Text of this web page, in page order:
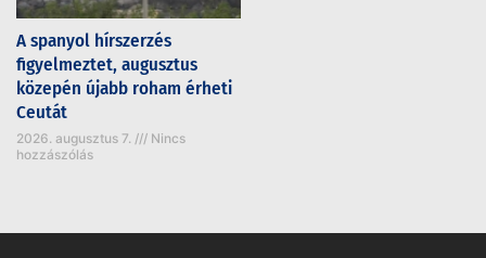
A spanyol hírszerzés
figyelmeztet, augusztus
közepén újabb roham érheti
Ceutát
2026. augusztus 7.
Nincs
hozzászólás